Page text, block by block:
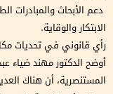
دعم الأبحاث والمبادرات
الابتكار والوقاية.
رأي قانوني في تحديات
أوضح الدكتور مهند ضياء
المستنصرية، أن هناك